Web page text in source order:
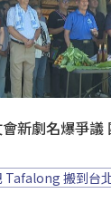
會新劇名爆爭
Tafalong 搬到台